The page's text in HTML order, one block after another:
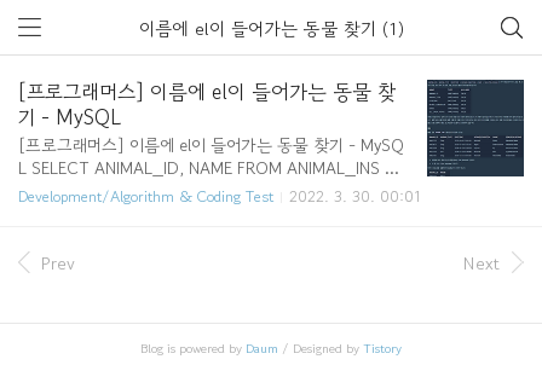
이름에 el이 들어가는 동물 찾기 (1)
[프로그래머스] 이름에 el이 들어가는 동물 찾
기 - MySQL
[프로그래머스] 이름에 el이 들어가는 동물 찾기 - MySQ
L SELECT ANIMAL_ID, NAME FROM ANIMAL_INS W
HERE NAME LIKE '%el%' AND ANIMAL_TYPE='Dog' O
들어가는 동물 찾기 ANIMAL_INS 테이블은 동물 보호소
_UPON_INTAKE는 각각 동물의 아이디 programmers.c
Development/Algorithm & Coding Test 2022. 3. 30. 00:01
Prev Next
Blog is powered by Daum / Designed byTistory